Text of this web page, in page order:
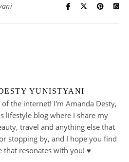
YUNISTYANI
the internet! I'm Amanda Desty,
lifestyle blog where I share my
travel and anything else that
stopping by, and I hope you find
that resonates with you! ♥︎